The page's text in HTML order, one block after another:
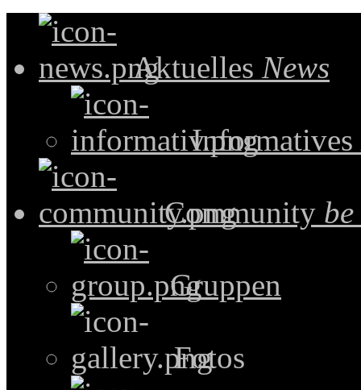
Aktuelles News
Informatives
Community
Gruppen
Fotos